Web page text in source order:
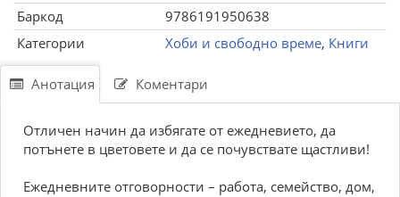
Баркод
9786191950638
Категории
Хоби и свободно време, Книги
Анотация Коментари
Отличен начин да избягате от ежедневието, да
потънете в цветовете и да се почувствате щастливи!
Ежедневните отговорности – работа, семейство, дом,